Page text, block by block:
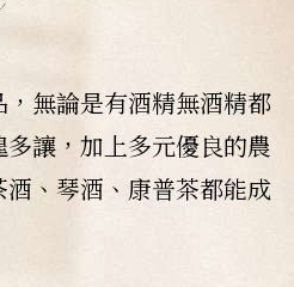
無論是有酒精無酒精都
讓，加上多元優良的農
、琴酒、康普茶都能成